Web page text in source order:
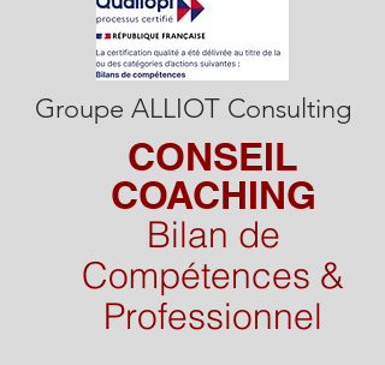
Groupe ALLIOT Consulting
CONSEIL
COACHING​
​Bilan de
Compétences &
Professionnel